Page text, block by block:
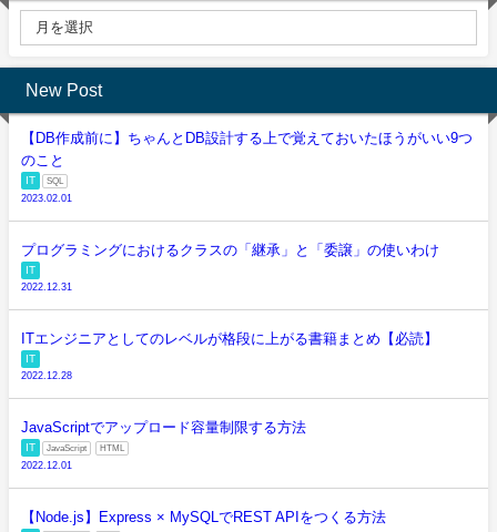
New Post
【DB作成前に】ちゃんとDB設計する上で覚えておいたほうがいい9つ
のこと
IT SQL
2023.02.01
プログラミングにおけるクラスの「継承」と「委譲」の使いわけ
IT
2022.12.31
ITエンジニアとしてのレベルが格段に上がる書籍まとめ【必読】
IT
2022.12.28
JavaScriptでアップロード容量制限する方法
IT JavaScript HTML
2022.12.01
【Node.js】Express × MySQLでREST APIをつくる方法